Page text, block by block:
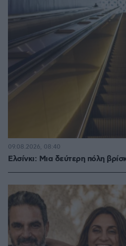
Ελσίνκι: Mια δεύτερη πόλη
09.08.2026, 08:40